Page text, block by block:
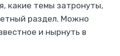
какие темы затронуты,
раздел. Можно
и нырнуть в